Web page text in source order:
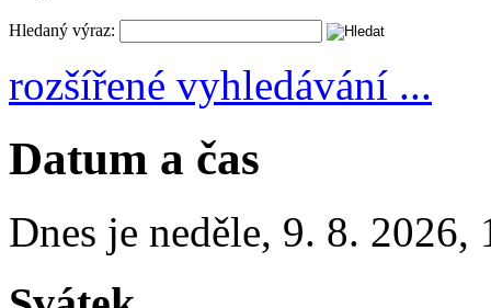
Hledaný výraz:
rozšířené vyhledávání ...
Datum a čas
Dnes je neděle, 9. 8. 2026,